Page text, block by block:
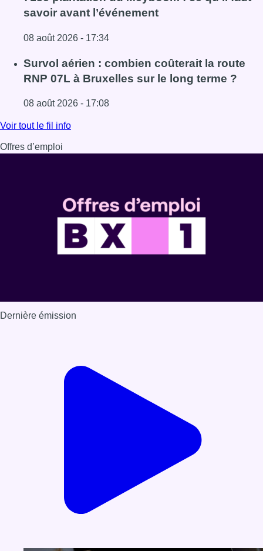
savoir avant l’événement
08 août 2026 - 17:34
Lire l'article 718e plantation du Meyboom : ce qu’il faut
Survol aérien : combien coûterait la route
RNP 07L à Bruxelles sur le long terme ?
08 août 2026 - 17:08
Lire l'article Survol aérien : combien coûterait la route
Voir tout le fil info
Offres d’emploi
Dernière émission